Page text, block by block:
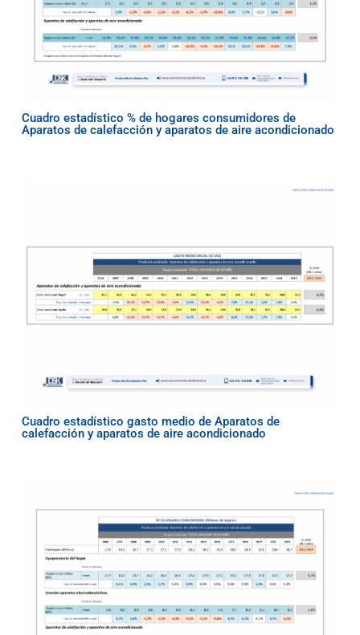
Cuadro estadístico % de hogares consumidores de
Aparatos de calefacción y aparatos de aire acondicionado
Cuadro estadístico gasto medio de Aparatos de
calefacción y aparatos de aire acondicionado